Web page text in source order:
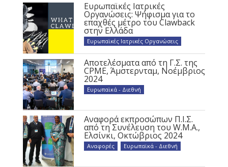
Ευρωπαϊκές Ιατρικές
Οργανώσεις: Ψήφισμα για το
επαχθές μέτρο του Clawback
στην Ελλάδα
Ευρωπαϊκές Ιατρικές Οργανώσεις
Αποτελέσματα από τη Γ.Σ. της
CPME, Άμστερνταμ, Νοέμβριος
2024
Ευρωπαϊκά - Διεθνή
Αναφορά εκπροσώπων Π.Ι.Σ.
από τη Συνέλευση του W.M.A.,
Ελσίνκι, Οκτώβριος 2024
Αναφορές Ευρωπαϊκά - Διεθνή